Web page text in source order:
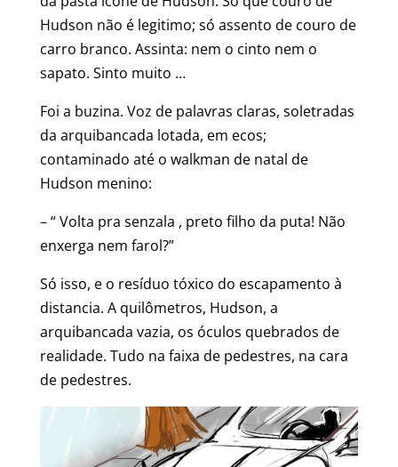
Hudson não é legitimo; só assento de couro de
carro branco. Assinta: nem o cinto nem o
sapato. Sinto muito …
Foi a buzina. Voz de palavras claras, soletradas
da arquibancada lotada, em ecos;
contaminado até o walkman de natal de
Hudson menino:
– “ Volta pra senzala , preto filho da puta! Não
enxerga nem farol?”
Só isso, e o resíduo tóxico do escapamento à
distancia. A quilômetros, Hudson, a
arquibancada vazia, os óculos quebrados de
realidade. Tudo na faixa de pedestres, na cara
de pedestres.